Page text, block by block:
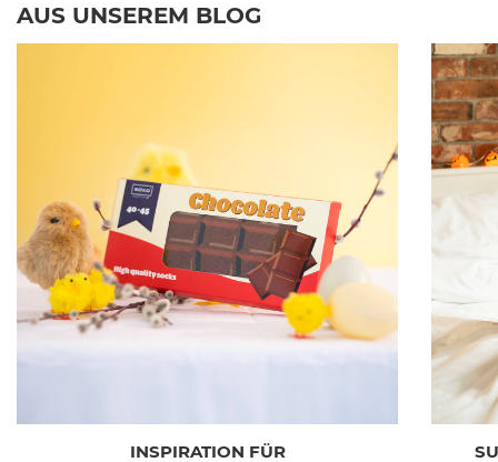
AUS UNSEREM BLOG
INSPIRATION FÜR